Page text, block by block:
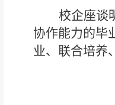
校企座谈
协作能力的毕
业、联合培养